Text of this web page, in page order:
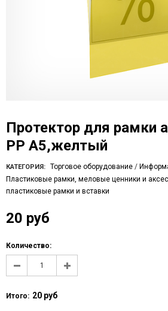
Протектор для рамки антибликовый
РР A5,желтый
КАТЕГОРИЯ: Торговое оборудование /
Пластиковые рамки, меловые ценники и
пластиковые рамки и вставки
20 руб
Количество:
Итого: 20 руб